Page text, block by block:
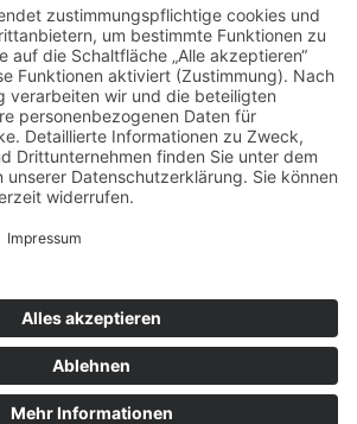
nach oben
Impressum|Datenschutz
Ihnen gefällt, was Sie lesen?
Dann teilen Sie es mit anderen!
X